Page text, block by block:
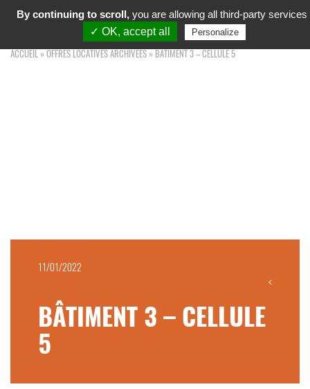
MARCHÉ D'INTÉRÊT NATIONAL
TOULOUSE OCCITANIE
ACCUEIL»OFFRES LOCATIVES ARCHIVÉES»BÂTIMENT 3 – CELLULE 5
11/01/2022
<
BÂTIMENT 3 – CELLULE
5
By continuing to scroll, you are allowing all third-party services
✓ OK, accept all
Personalize